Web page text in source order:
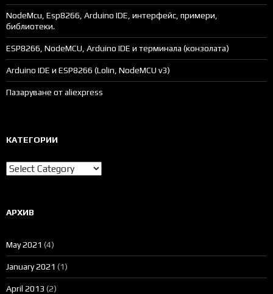
NodeMcu, Esp8266, Arduino IDE, интерфейс, примери,
библиотеки.
ESP8266, NodeMCU, Arduino IDE и терминала (конзолата)
Arduino IDE и ESP8266 (Lolin, NodeMCU v3)
Пазаруване от aliexpress
КАТЕГОРИИ
Категории
АРХИВ
May 2021 (4)
January 2021 (1)
April 2013 (2)